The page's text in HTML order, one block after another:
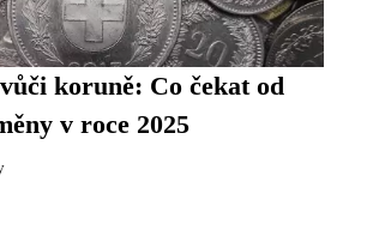
koruně: Co čekat od
v roce 2025